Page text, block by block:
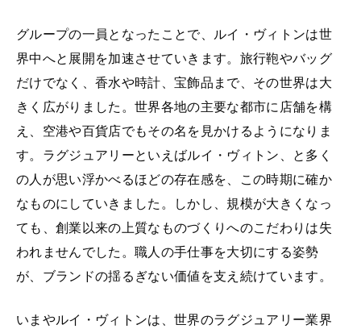
グループの一員となったことで、ルイ・ヴィトンは世
界中へと展開を加速させていきます。旅行鞄やバッグ
だけでなく、香水や時計、宝飾品まで、その世界は大
きく広がりました。世界各地の主要な都市に店舗を構
え、空港や百貨店でもその名を見かけるようになりま
す。ラグジュアリーといえばルイ・ヴィトン、と多く
の人が思い浮かべるほどの存在感を、この時期に確か
なものにしていきました。しかし、規模が大きくなっ
ても、創業以来の上質なものづくりへのこだわりは失
われませんでした。職人の手仕事を大切にする姿勢
が、ブランドの揺るぎない価値を支え続けています。
いまやルイ・ヴィトンは、世界のラグジュアリー業界